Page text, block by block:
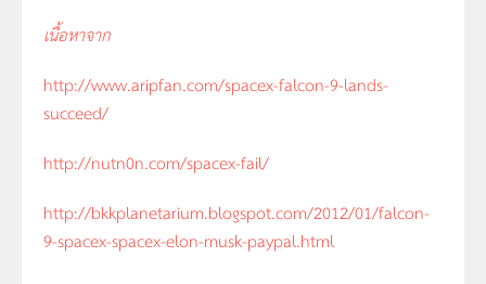
เนื้อหาจาก
http://www.aripfan.com/spacex-falcon-9-lands-
succeed/
http://nutn0n.com/spacex-fail/
http://bkkplanetarium.blogspot.com/2012/01/falcon-
9-spacex-spacex-elon-musk-paypal.html